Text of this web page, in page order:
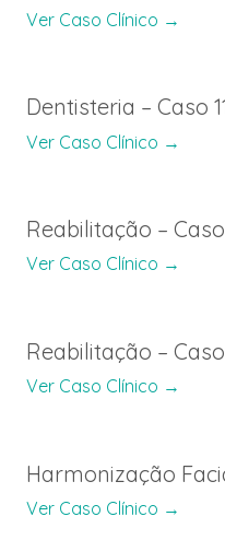
Ver Caso Clínico →
Dentisteria – Caso
Ver Caso Clínico →
Reabilitação – Caso
Ver Caso Clínico →
Reabilitação – Caso
Ver Caso Clínico →
Harmonização
Ver Caso Clínico →